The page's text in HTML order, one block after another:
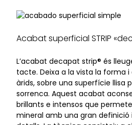
Acabat superficial STRIP
L’acabat decapat strip® és
tacte. Deixa a la vista la forma
àrids, sobre una superfície llisa
sorrenca. Aquest acabat
brillants e intensos que
mineral amb una gran definició